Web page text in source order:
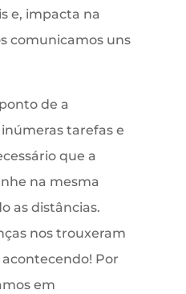
e, impacta na
comunicamos uns
de a
tarefas e
que a
na mesma
as distâncias.
nos trouxeram
Por
em